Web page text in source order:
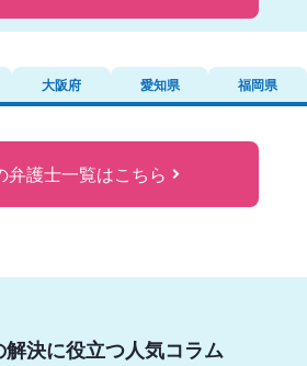
大阪府 愛知県 福岡県
弁護士一覧はこちら
決に役立つ人気コラム